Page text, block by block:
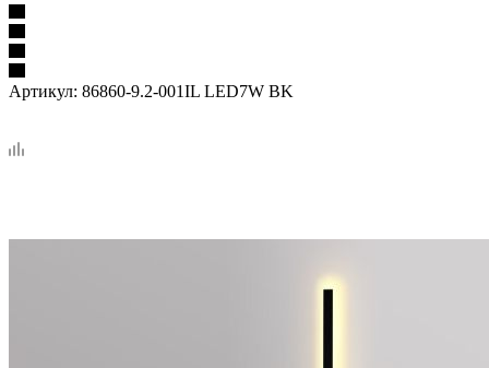
Артикул: 86860-9.2-001IL LED7W BK